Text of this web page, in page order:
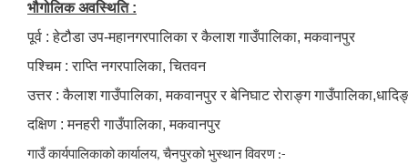
भौगोलिक अवस्थिति :
पूर्व : हेटौडा उप-महानगरपालिका र कैलाश गाउँपालिका, मकवानपुर
पश्चिम : राप्ति नगरपालिका, चितवन
उत्तर : कैलाश गाउँपालिका, मकवानपुर र बेनिघाट रोराङ्ग
दक्षिण : मनहरी गाउँपालिका, मकवानपुर
गाउँ कार्यपालिकाको कार्यालय, चैनपुरकोभुस्थान विवरण :-